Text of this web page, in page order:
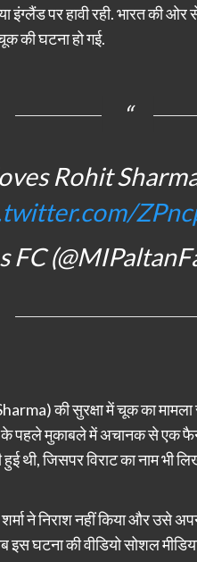
इंग्लैंड पर हावी रही. भारत की
की घटना हो गई.
Rohit
FC
की सुरक्षा में चूक का
पहले मुकाबले में अचानक से एक फैन
थी, जिसपर विराट का नाम भी
ने निराश नहीं किया और उसे अपने
घटना की वीडियो सोशल